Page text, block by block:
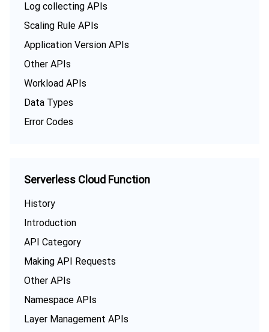
Log collecting APIs
Scaling Rule APIs
Application Version APIs
Other APIs
Workload APIs
Data Types
Error Codes
Serverless Cloud Function
History
Introduction
API Category
Making API Requests
Other APIs
Namespace APIs
Layer Management APIs